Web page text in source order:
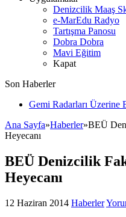
Denizcilik Maaş
e-MarEdu Radyo
Tartışma Panosu
Dobra Dobra
Mavi Eğitim
Kapat
Son Haberler
Gemi Radarları Üzerine
Ana Sayfa»Haberler»BEÜ
Heyecanı
BEÜ Denizcilik
Heyecanı
12 Haziran 2014 Haberler